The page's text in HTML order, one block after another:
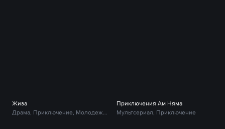
Жиза
Приключения Ам Няма
Мультсериал, Приключение